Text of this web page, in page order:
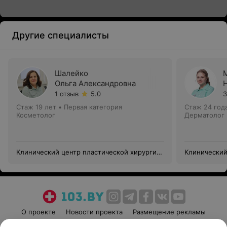
Другие специалисты
Шалейко
Ольга Александровна
1 отзыв
5.0
Стаж 19 лет • Первая категория
Косметолог
Клинический центр пластической хирургии
Стаж 24
Дерматолог
О проекте Новости проекта
Размещение рекламы